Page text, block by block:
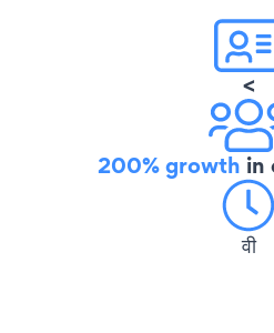
<
200% growth in
वी